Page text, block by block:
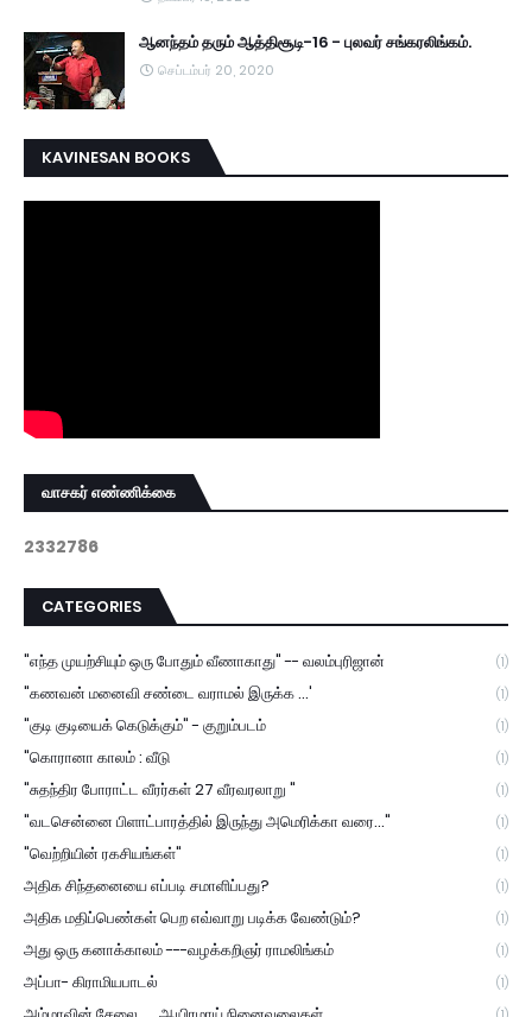
ஆனந்தம் தரும் ஆத்திசூடி-16 - புலவர் சங்கரலிங்கம்.
செப்டம்பர் 20, 2020
KAVINESAN BOOKS
வாசகர் எண்ணிக்கை
2332786
CATEGORIES
"எந்த முயற்சியும் ஒரு போதும் வீணாகாது" -- வலம்புரிஜான் (1)
"கணவன் மனைவி சண்டை வராமல் இருக்க ...' (1)
"குடி குடியைக் கெடுக்கும்" - குறும்படம் (1)
"கொரானா காலம் : வீடு (1)
"சுதந்திர போராட்ட வீரர்கள் 27 வீரவரலாறு " (1)
"வடசென்னை பிளாட்பாரத்தில் இருந்து அமெரிக்கா வரை..." (1)
"வெற்றியின் ரகசியங்கள்" (1)
அதிக சிந்தனையை எப்படி சமாளிப்பது? (1)
அதிக மதிப்பெண்கள் பெற எவ்வாறு படிக்க வேண்டும்? (1)
அது ஒரு கனாக்காலம் ---வழக்கறிஞர் ராமலிங்கம் (1)
அப்பா- கிராமியபாடல் (1)